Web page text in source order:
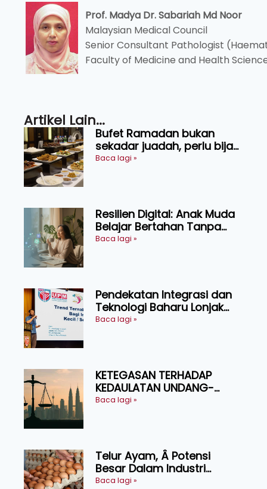
Prof. Madya Dr. Sabariah Md Noor
Malaysian Medical Council
Senior Consultant Pathologist
Faculty of Medicine and Health
Artikel Lain...
Bufet Ramadan bukan
sekadar juadah, perlu bijak
memilih dan selamat
Baca lagi »
Resilien Digital: Anak Muda
Belajar Bertahan Tanpa
Perlu Menekan Diri
Baca lagi »
Pendekatan Integrasi dan
Teknologi Baharu Lonjak
Produktiviti Ternakan
Baca lagi »
KETEGASAN TERHADAP
KEDAULATAN UNDANG-
UNDANG ASAS KEPADA
Baca lagi »
Telur Ayam, Â Potensi
Besar Dalam Industri
Makanan, Kosmetik dan
Baca lagi »